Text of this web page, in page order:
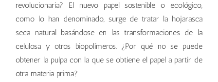
revolucionaria? El nuevo papel sostenible o ecológico,
como lo han denominado, surge de tratar la hojarasca
seca natural basándose en las transformaciones de la
celulosa y otros biopolímeros. ¿Por qué no se puede
obtener la pulpa con la que se obtiene el papel a partir de
otra materia prima?